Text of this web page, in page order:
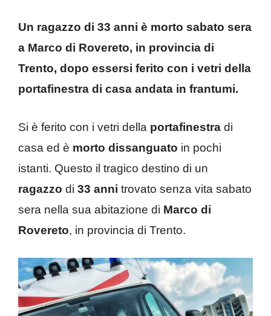
Un ragazzo di 33 anni è morto sabato sera
a Marco di Rovereto, in provincia di
Trento, dopo essersi ferito con i vetri della
portafinestra di casa andata in frantumi.
Si è ferito con i vetri della portafinestra di
casa ed è morto dissanguato in pochi
istanti. Questo il tragico destino di un
ragazzo di 33 anni trovato senza vita sabato
sera nella sua abitazione di Marco di
Rovereto, in provincia di Trento.